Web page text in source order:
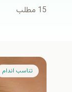
15 مطلب
تناسب اندام